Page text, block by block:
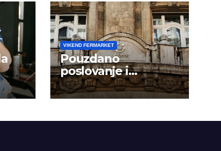
VIKEND FERMARKET
Pouzdano
poslovanje i
kontinuitet rasta